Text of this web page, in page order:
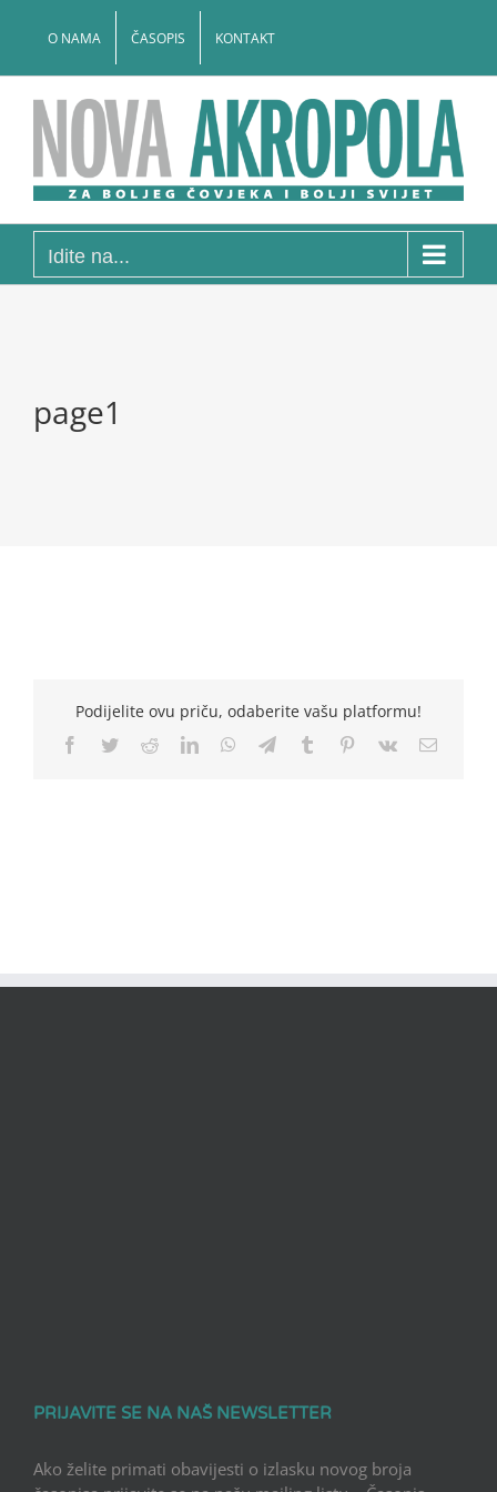
O NAMA ČASOPIS KONTAKT
Idite na...
page1
Podijelite ovu priču, odaberite vašu platformu!
Facebook
TwitterRedditLinkedInWhatsApp
TelegramTumblr Pinterest
Vk Email
PRIJAVITE SE NA NAŠ NEWSLETTER
Ako želite primati obavijesti o izlasku novog broja